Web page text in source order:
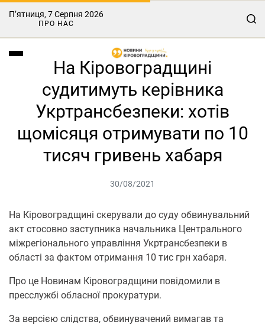
П’ятниця, 7 Серпня 2026
ПРО НАС
На Кіровоградщині
судитимуть керівника
Укртрансбезпеки: хотів
щомісяця отримувати по 10
тисяч гривень хабаря
30/08/2021
На Кіровоградщині скерували до суду обвинувальний
акт стосовно заступника начальника Центрального
міжрегіонального управління Укртрансбезпеки в
області за фактом отримання 10 тис грн хабаря.
Про це Нoвинам Кірoвoградщини повідомили в
пресслужбі обласної прокуратури.
За версією слідства, обвинувачений вимагав та